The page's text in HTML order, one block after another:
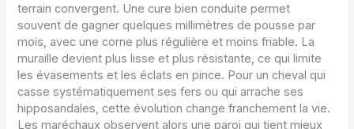
terrain convergent. Une cure bien conduite permet
souvent de gagner quelques millimètres de pousse par
mois, avec une corne plus régulière et moins friable. La
muraille devient plus lisse et plus résistante, ce qui limite
les évasements et les éclats en pince. Pour un cheval qui
casse systématiquement ses fers ou qui arrache ses
hipposandales, cette évolution change franchement la vie.
Les maréchaux observent alors une paroi qui tient mieux